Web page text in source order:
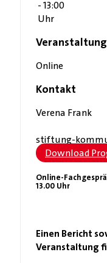
- 13:00
Uhr
Online
Kontakt
Verena Frank
stiftung-
Download
Online-
13.00 Uhr
Einen Bericht
Veranstaltung